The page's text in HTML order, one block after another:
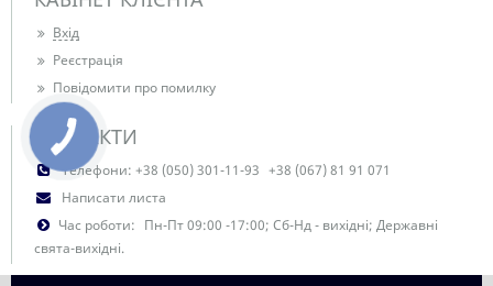
Вхід
Реєстрація
Повідомити про помилку
КОНТАКТИ
Телефони: +38 (050) 301-11-93 +38 (067) 81 91 071
Написати листа
Час роботи: Пн-Пт 09:00 -17:00; Сб-Нд - вихідні; Державні
свята-вихідні.